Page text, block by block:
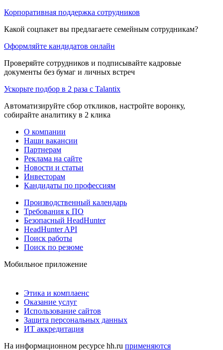
Корпоративная поддержка сотрудников
Какой соцпакет вы предлагаете семейным сотрудникам?
Оформляйте кандидатов онлайн
Проверяйте сотрудников и подписывайте кадровые
документы без бумаг и личных встреч
Ускорьте подбор в 2 раза с Talantix
Автоматизируйте сбор откликов, настройте воронку,
собирайте аналитику в 2 клика
О компании
Наши вакансии
Партнерам
Реклама на сайте
Новости и статьи
Инвесторам
Кандидаты по профессиям
Производственный календарь
Требования к ПО
Безопасный HeadHunter
HeadHunter API
Поиск работы
Поиск по резюме
Мобильное приложение
Этика и комплаенс
Оказание услуг
Использование сайтов
Защита персональных данных
ИТ аккредитация
На информационном ресурсе hh.ru применяются